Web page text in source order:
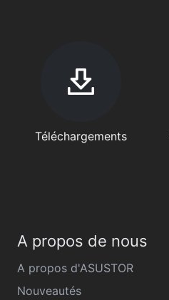
Téléchargements
A propos de nous
A propos d'ASUSTOR
Nouveautés